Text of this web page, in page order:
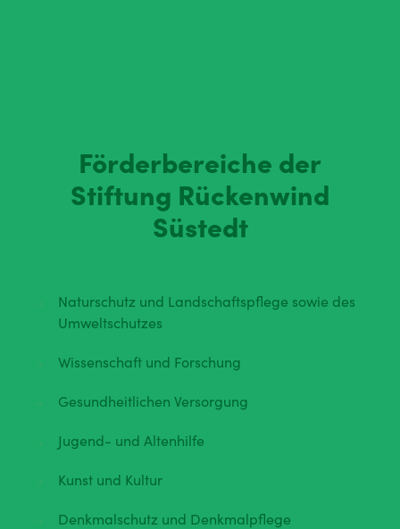
Förderbereiche der
Stiftung Rückenwind
Süstedt
Naturschutz und Landschaftspflege sowie des
Umweltschutzes
Wissenschaft und Forschung
Gesundheitlichen Versorgung
Jugend- und Altenhilfe
Kunst und Kultur
Denkmalschutz und Denkmalpflege